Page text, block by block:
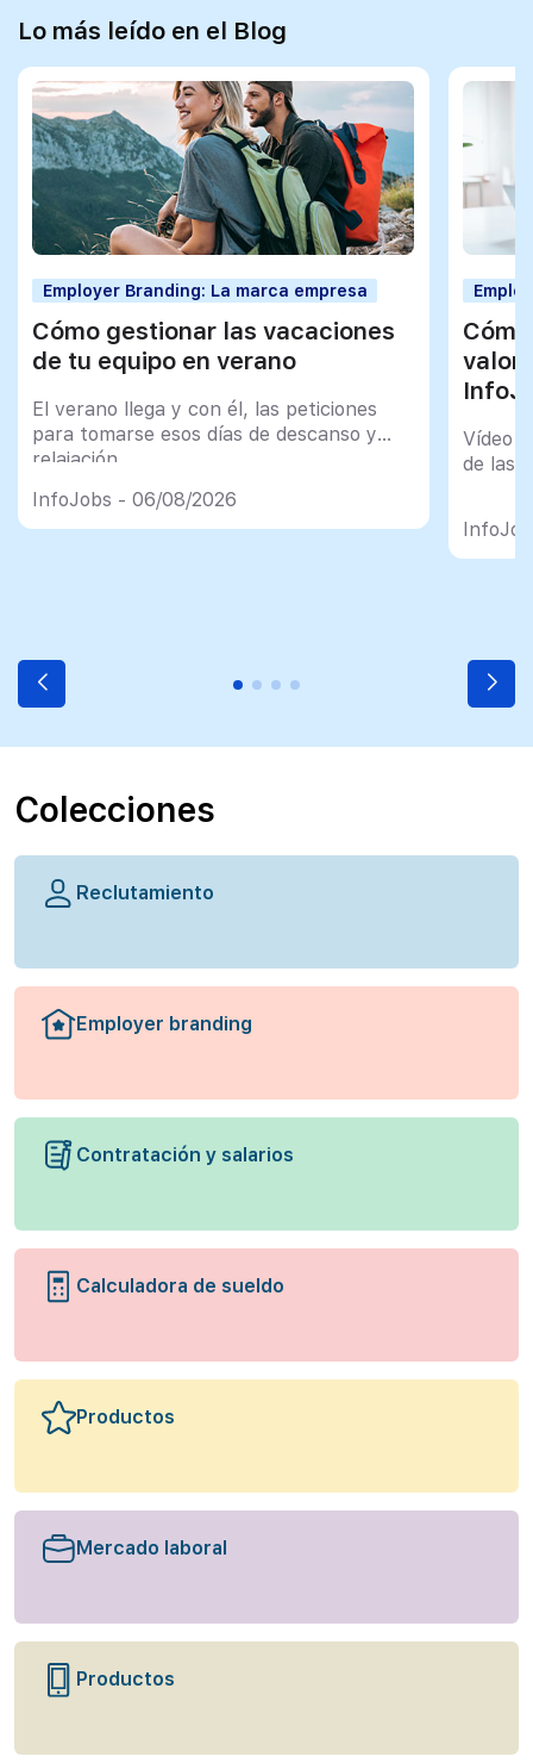
Lo más leído en el Blog
Employer Branding: La marca empresa
Cómo gestionar las vacaciones
de tu equipo en verano
El verano llega y con él, las peticiones
para tomarse esos días de descanso y
relajación
InfoJobs - 06/08/2026
Vídeo
de las
Colecciones
Reclutamiento
Employer branding
Contratación y salarios
Calculadora de sueldo
Productos
Mercado laboral
Productos